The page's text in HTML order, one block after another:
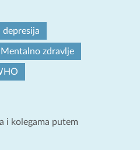
depresija
Mentalno zdravlje
i kolegama putem